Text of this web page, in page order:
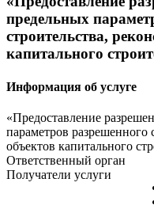
предельных
строительства,
капитального
Информация об услуге
«Предоставление
параметров разрешенного
объектов капитального
Ответственный орган
Получатели услуги